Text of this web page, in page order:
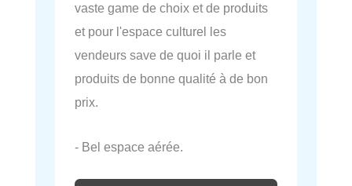
vaste game de choix et de produits
et pour l'espace culturel les
vendeurs save de quoi il parle et
produits de bonne qualité à de bon
prix.
- Bel espace aérée.